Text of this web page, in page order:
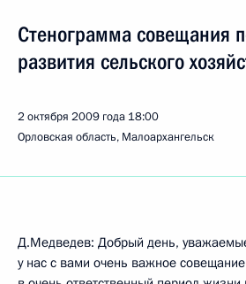
Стенограмма совещания
развития сельского
2 октября 2009 года 18:00
Орловская область, Малоархангельск
Д.Медведев: Добрый день,
у нас с вами очень важное